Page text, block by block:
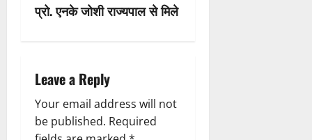
n
v
i
g
प्रो. एनके जोशी राज्यपाल से मिले
Leave a Reply
Your email address will not
be published. Required